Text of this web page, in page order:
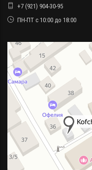
+7 (921) 904-30-95
ПН-ПТ с 10:00 до 18:00